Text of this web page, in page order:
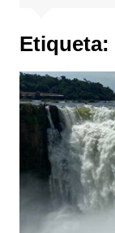
Etiqueta: